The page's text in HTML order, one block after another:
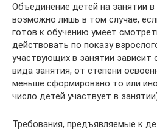
Объединение детей на занятии
возможно лишь в том случае,
готов к обучению умеет
действовать по показу
участвующих в занятии зависит
вида занятия, от степени
меньше сформировано то или
число детей участвует в
Требования, предъявляемые к